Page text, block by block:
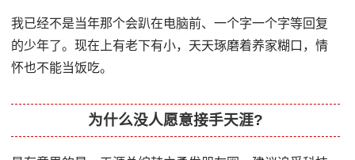
我已经不是当年那个会趴在电脑前、一个字一个字等回复
的少年了。现在上有老下有小，天天琢磨着养家糊口，情
怀也不能当饭吃。
为什么没人愿意接手天涯?